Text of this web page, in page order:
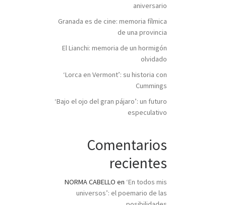
aniversario
Granada es de cine: memoria fílmica
de una provincia
El Lianchi: memoria de un hormigón
olvidado
‘Lorca en Vermont’: su historia con
Cummings
‘Bajo el ojo del gran pájaro’: un futuro
especulativo
Comentarios
recientes
NORMA CABELLO en ‘En todos mis
universos’: el poemario de las